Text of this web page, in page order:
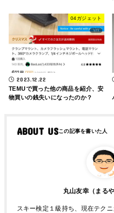
04ガジェット
2023.12.22
TEMUで買った他の商品を紹介、安
物買いの銭失いになったのか？
ABOUT US
丸山友幸（まる
スキー検定１級持ち、現在テク